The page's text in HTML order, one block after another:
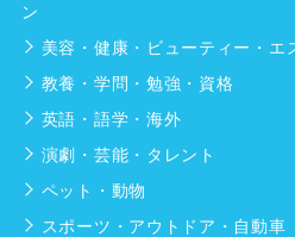
ン
美容・健康・ビューティー・エ
教養・学問・勉強・資格
英語・語学・海外
演劇・芸能・タレント
ペット・動物
スポーツ・アウトドア・自動車